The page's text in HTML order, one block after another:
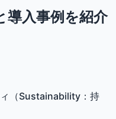
導入事例を紹介
ィ（Sustainability：持